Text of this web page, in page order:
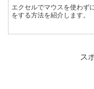
エクセルでマウスを使わず
をする方法を紹介します。
ス